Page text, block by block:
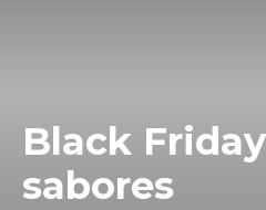
Black
sabores